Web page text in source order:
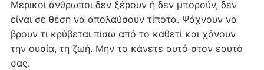
Μερικοί άνθρωποι δεν ξέρουν ή δεν μπορούν, δεν
είναι σε θέση να απολαύσουν τίποτα. Ψάχνουν να
βρουν τι κρύβεται πίσω από το καθετί και χάνουν
την ουσία, τη ζωή. Μην το κάνετε αυτό στον εαυτό
σας.